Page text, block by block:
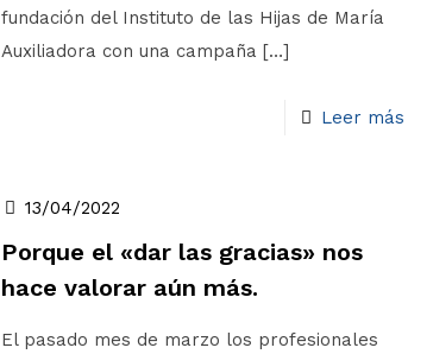
fundación del Instituto de las Hijas de María
Auxiliadora con una campaña […]
Leer más
13/04/2022
Porque el «dar las gracias» nos
hace valorar aún más.
El pasado mes de marzo los profesionales